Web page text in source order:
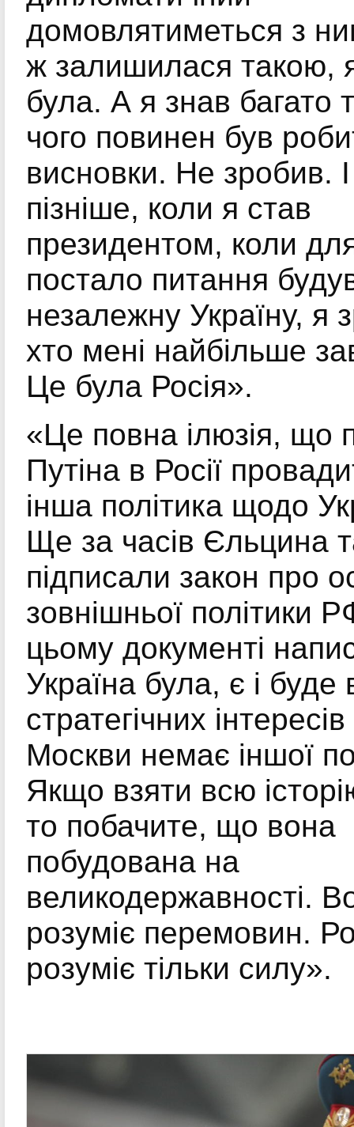
домовлятиметься з
ж залишилася такою,
була. А я знав багато
чого повинен був
висновки. Не зробив.
пізніше, коли я став
президентом, коли
постало питання
незалежну Україну, я
хто мені найбільше
Це була Росія».
«Це повна ілюзія, що
Путіна в Росії
інша політика щодо
Ще за часів Єльцина
підписали закон про
зовнішньої політики
цьому документі
Україна була, є і буде
стратегічних
Москви немає іншої
Якщо взяти всю
то побачите, що вона
побудована на
великодержавності.
розуміє перемовин.
розуміє тільки силу».